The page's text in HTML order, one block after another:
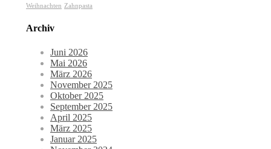
Weihnachten Zahnpasta
Archiv
Juni 2026
Mai 2026
März 2026
November 2025
Oktober 2025
September 2025
April 2025
März 2025
Januar 2025